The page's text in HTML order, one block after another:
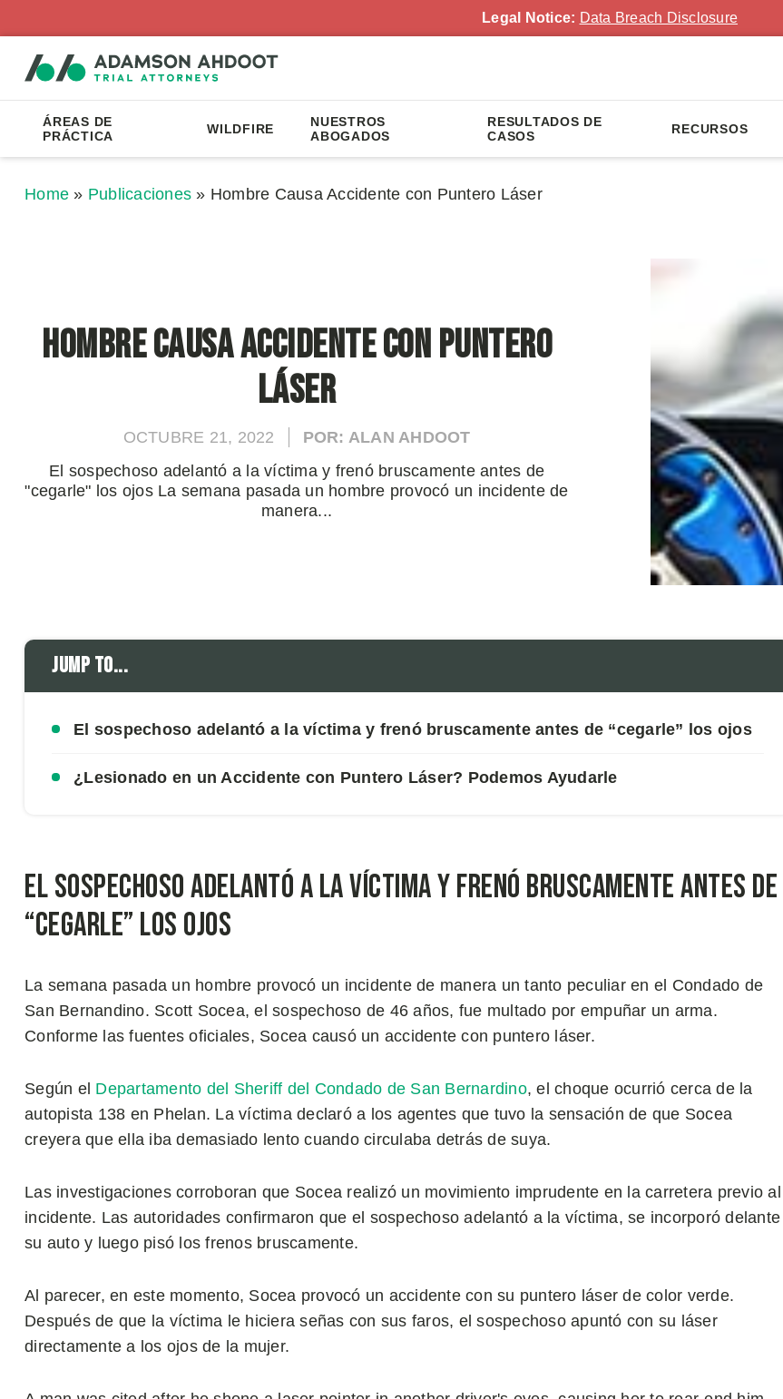
Legal Notice: Data Breach Disclosure
ÁREAS DE
PRÁCTICA
WILDFIRE
NUESTROS
ABOGADOS
RESULTADOS DE
CASOS
RECURSOS
Home » Publicaciones » Hombre Causa Accidente con Puntero Láser
Hombre Causa Accidente con Puntero
Láser
OCTUBRE 21, 2022
POR: ALAN AHDOOT
El sospechoso adelantó a la víctima y frenó bruscamente antes de
"cegarle" los ojos La semana pasada un hombre provocó un incidente de
manera...
Jump to...
El sospechoso adelantó a la víctima y frenó bruscamente antes de “cegarle” los ojos
¿Lesionado en un Accidente con Puntero Láser? Podemos Ayudarle
El sospechoso adelantó a la víctima y frenó bruscamente antes de
“cegarle” los ojos
La semana pasada un hombre provocó un incidente de manera un tanto peculiar en el Condado de
San Bernandino. Scott Socea, el sospechoso de 46 años, fue multado por empuñar un arma.
Conforme las fuentes oficiales, Socea causó un accidente con puntero láser.
Según el Departamento del Sheriff del Condado de San Bernardino, el choque ocurrió cerca de la
autopista 138 en Phelan. La víctima declaró a los agentes que tuvo la sensación de que Socea
creyera que ella iba demasiado lento cuando circulaba detrás de suya.
Las investigaciones corroboran que Socea realizó un movimiento imprudente en la carretera previo al
incidente. Las autoridades confirmaron que el sospechoso adelantó a la víctima, se incorporó delante
su auto y luego pisó los frenos bruscamente.
Al parecer, en este momento, Socea provocó un accidente con su puntero láser de color verde.
Después de que la víctima le hiciera señas con sus faros, el sospechoso apuntó con su láser
directamente a los ojos de la mujer.